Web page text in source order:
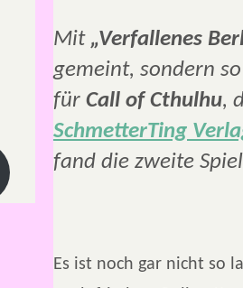
Mit „Verfallenes
gemeint, sondern
für Call of Cthulhu,
SchmetterTing
fand die zweite
Es ist noch gar nicht so